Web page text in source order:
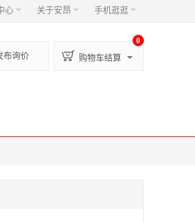
心 关于安昂 手机逛逛
布询价  购物车结算
0